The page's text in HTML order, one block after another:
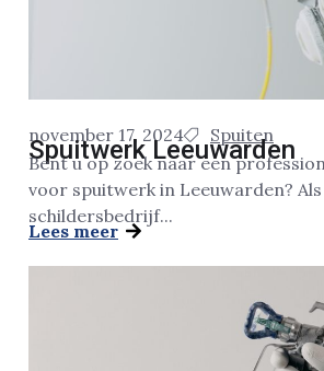
november 17, 2024 Spuiten
Spuitwerk Leeuwarden
Bent u op zoek naar een
voor spuitwerk in Leeuwarden?
schildersbedrijf...
Lees meer